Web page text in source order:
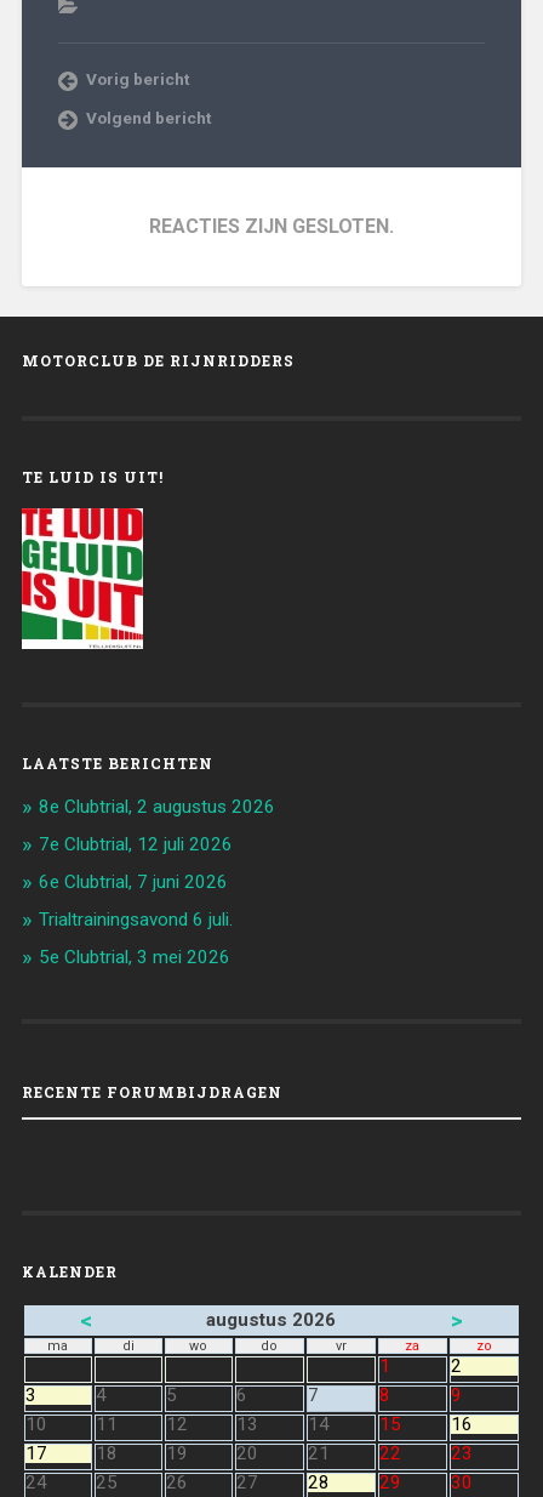
Vorig bericht
Volgend bericht
REACTIES ZIJN GESLOTEN.
MOTORCLUB DE RIJNRIDDERS
TE LUID IS UIT!
LAATSTE BERICHTEN
8e Clubtrial, 2 augustus 2026
7e Clubtrial, 12 juli 2026
6e Clubtrial, 7 juni 2026
Trialtrainingsavond 6 juli.
5e Clubtrial, 3 mei 2026
RECENTE FORUMBIJDRAGEN
KALENDER
< augustus 2026 >
ma di wo do vr za zo
1
2
3
4 5 6 7 8
9
10
11 12 13 14 15
16
17
18 19 20 21 22
23
24
25 26 27 28 29 30